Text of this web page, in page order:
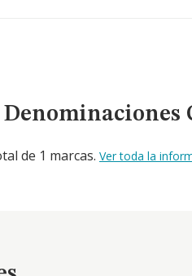
Comerciales
de 1 marcas. Ver toda la